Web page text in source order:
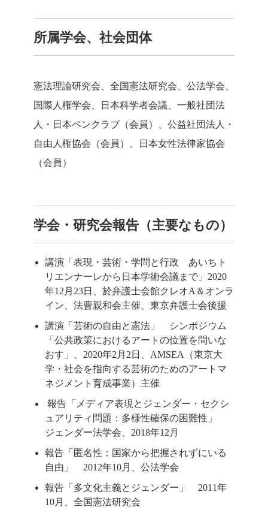
所属学会、社会団体
憲法理論研究会、全国憲法研究会、公法学会、
国際人権学会、日本科学者会議、一般社団法
人・日本ペンクラブ（会員）、公益社団法人・
自由人権協会（会員）、日本女性法律家協会
（会員）
学会・研究会報告（主要なもの）
講演「表現・芸術・学問と行政 あいちト
リエンナーレから日本学術会議まで」2020
年12月23日、於弁護士会館クレオA＆オンラ
イン、法曹親和会主催、東京弁護士会後援
講演「芸術の自由と憲法」 シンポジウム
「公共政策におけるアートの位置を問いな
おす」、2020年2月2日、AMSEA（東京大
学・社会を指向する芸術のためのアートマ
ネジメント育成事業）主催
報告「メディア表現とジェンダー・セクシ
ュアリティ問題：多様性確保の困難性」
ジェンダー法学会、2018年12月
報告「匿名性：国家から把握されずにいる
自由」 2012年10月、公法学会
報告「多文化主義とジェンダー」 2011年
10月、全国憲法研究会